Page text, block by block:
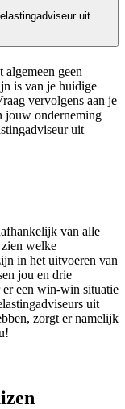
uit
algemeen geen
is van je huidige
vervolgens aan je
jouw onderneming
uit
van alle
welke
in het uitvoeren van
jou en drie
een win-win situatie
uit
zorgt er namelijk